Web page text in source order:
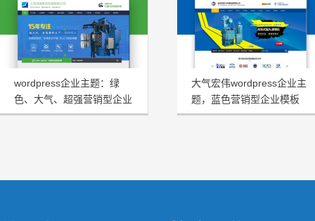
wordpress企业主题：绿
色、大气、超强营销型企业
模板HRtheme发布
大气宏伟wordpress企业主
题，蓝色营销型企业模板
HJtheme发布